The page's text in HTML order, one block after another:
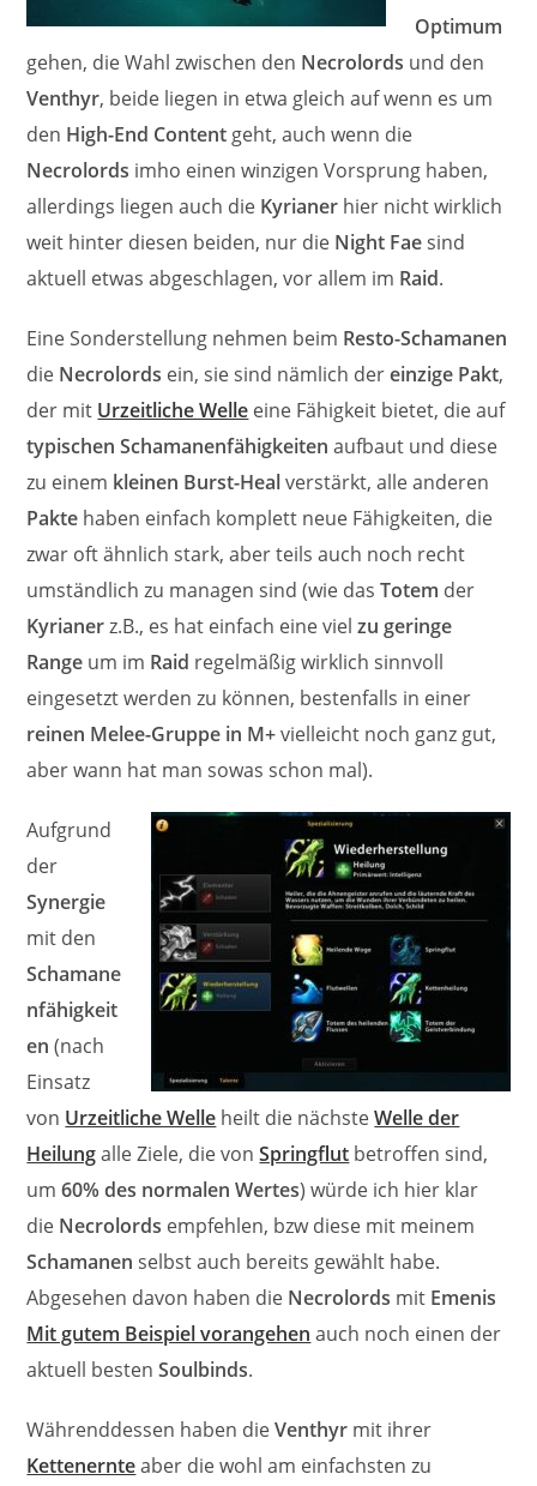
Optimum
gehen, die Wahl zwischen den Necrolords und den
Venthyr, beide liegen in etwa gleich auf wenn es um
den High-End Content geht, auch wenn die
Necrolords imho einen winzigen Vorsprung haben,
allerdings liegen auch die Kyrianer hier nicht wirklich
weit hinter diesen beiden, nur die Night Faesind
aktuell etwas abgeschlagen, vor allem im Raid.
Eine Sonderstellung nehmen beim Resto-Schamanen
die Necrolords ein, sie sind nämlich dereinzige Pakt,
der mit Urzeitliche Welle eine Fähigkeit bietet, die auf
typischen Schamanenfähigkeiten aufbaut und diese
zu einem kleinen Burst-Healverstärkt, alle anderen
Pakte haben einfach komplett neue Fähigkeiten, die
zwar oft ähnlich stark, aber teils auch noch recht
umständlich zu managen sind (wie dasTotem der
Kyrianerz.B., es hat einfach eine vielzu geringe
Range um im Raid regelmäßig wirklich sinnvoll
eingesetzt werden zu können, bestenfalls in einer
reinen Melee-Gruppe in M+vielleicht noch ganz gut,
aber wann hat man sowas schon mal).
Aufgrund
der
Synergie
mit den
Schamane
nfähigkeit
en (nach
Einsatz
von Urzeitliche Welle heilt die nächsteWelle der
Heilungalle Ziele, die vonSpringflut betroffen sind,
um60% des normalen Wertes) würde ich hier klar
die Necrolords empfehlen, bzw diese mit meinem
Schamanen selbst auch bereits gewählt habe.
Abgesehen davon haben die Necrolords mit Emenis
Mit gutem Beispiel vorangehen auch noch einen der
aktuell bestenSoulbinds.
Währenddessen haben dieVenthyr mit ihrer
Kettenernteaber die wohl am einfachsten zu